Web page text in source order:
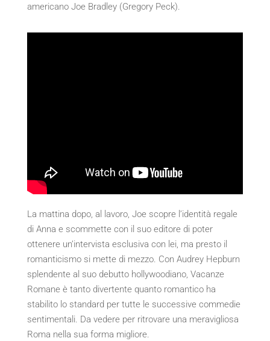
americano Joe Bradley (Gregory Peck).
La mattina dopo, al lavoro, Joe scopre l’identità regale
di Anna e scommette con il suo editore di poter
ottenere un’intervista esclusiva con lei, ma presto il
romanticismo si mette di mezzo. Con Audrey Hepburn
splendente al suo debutto hollywoodiano, Vacanze
Romane è tanto divertente quanto romantico ha
stabilito lo standard per tutte le successive commedie
sentimentali. Da vedere per ritrovare una meravigliosa
Roma nella sua forma migliore.